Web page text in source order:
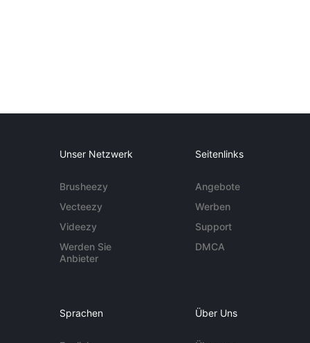
Unser Netzwerk
Brusheezy
Vecteezy
Videezy
Werden Sie
Anbieter
Seitenlinks
Angebote
Werben
Support
DMCA
Sprachen Über Uns